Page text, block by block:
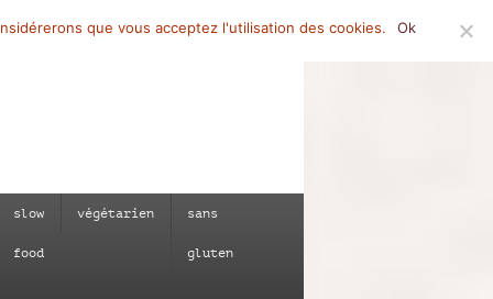
slow
food
végétarien sans
gluten
que vous acceptez l'utilisation des cookies. Ok